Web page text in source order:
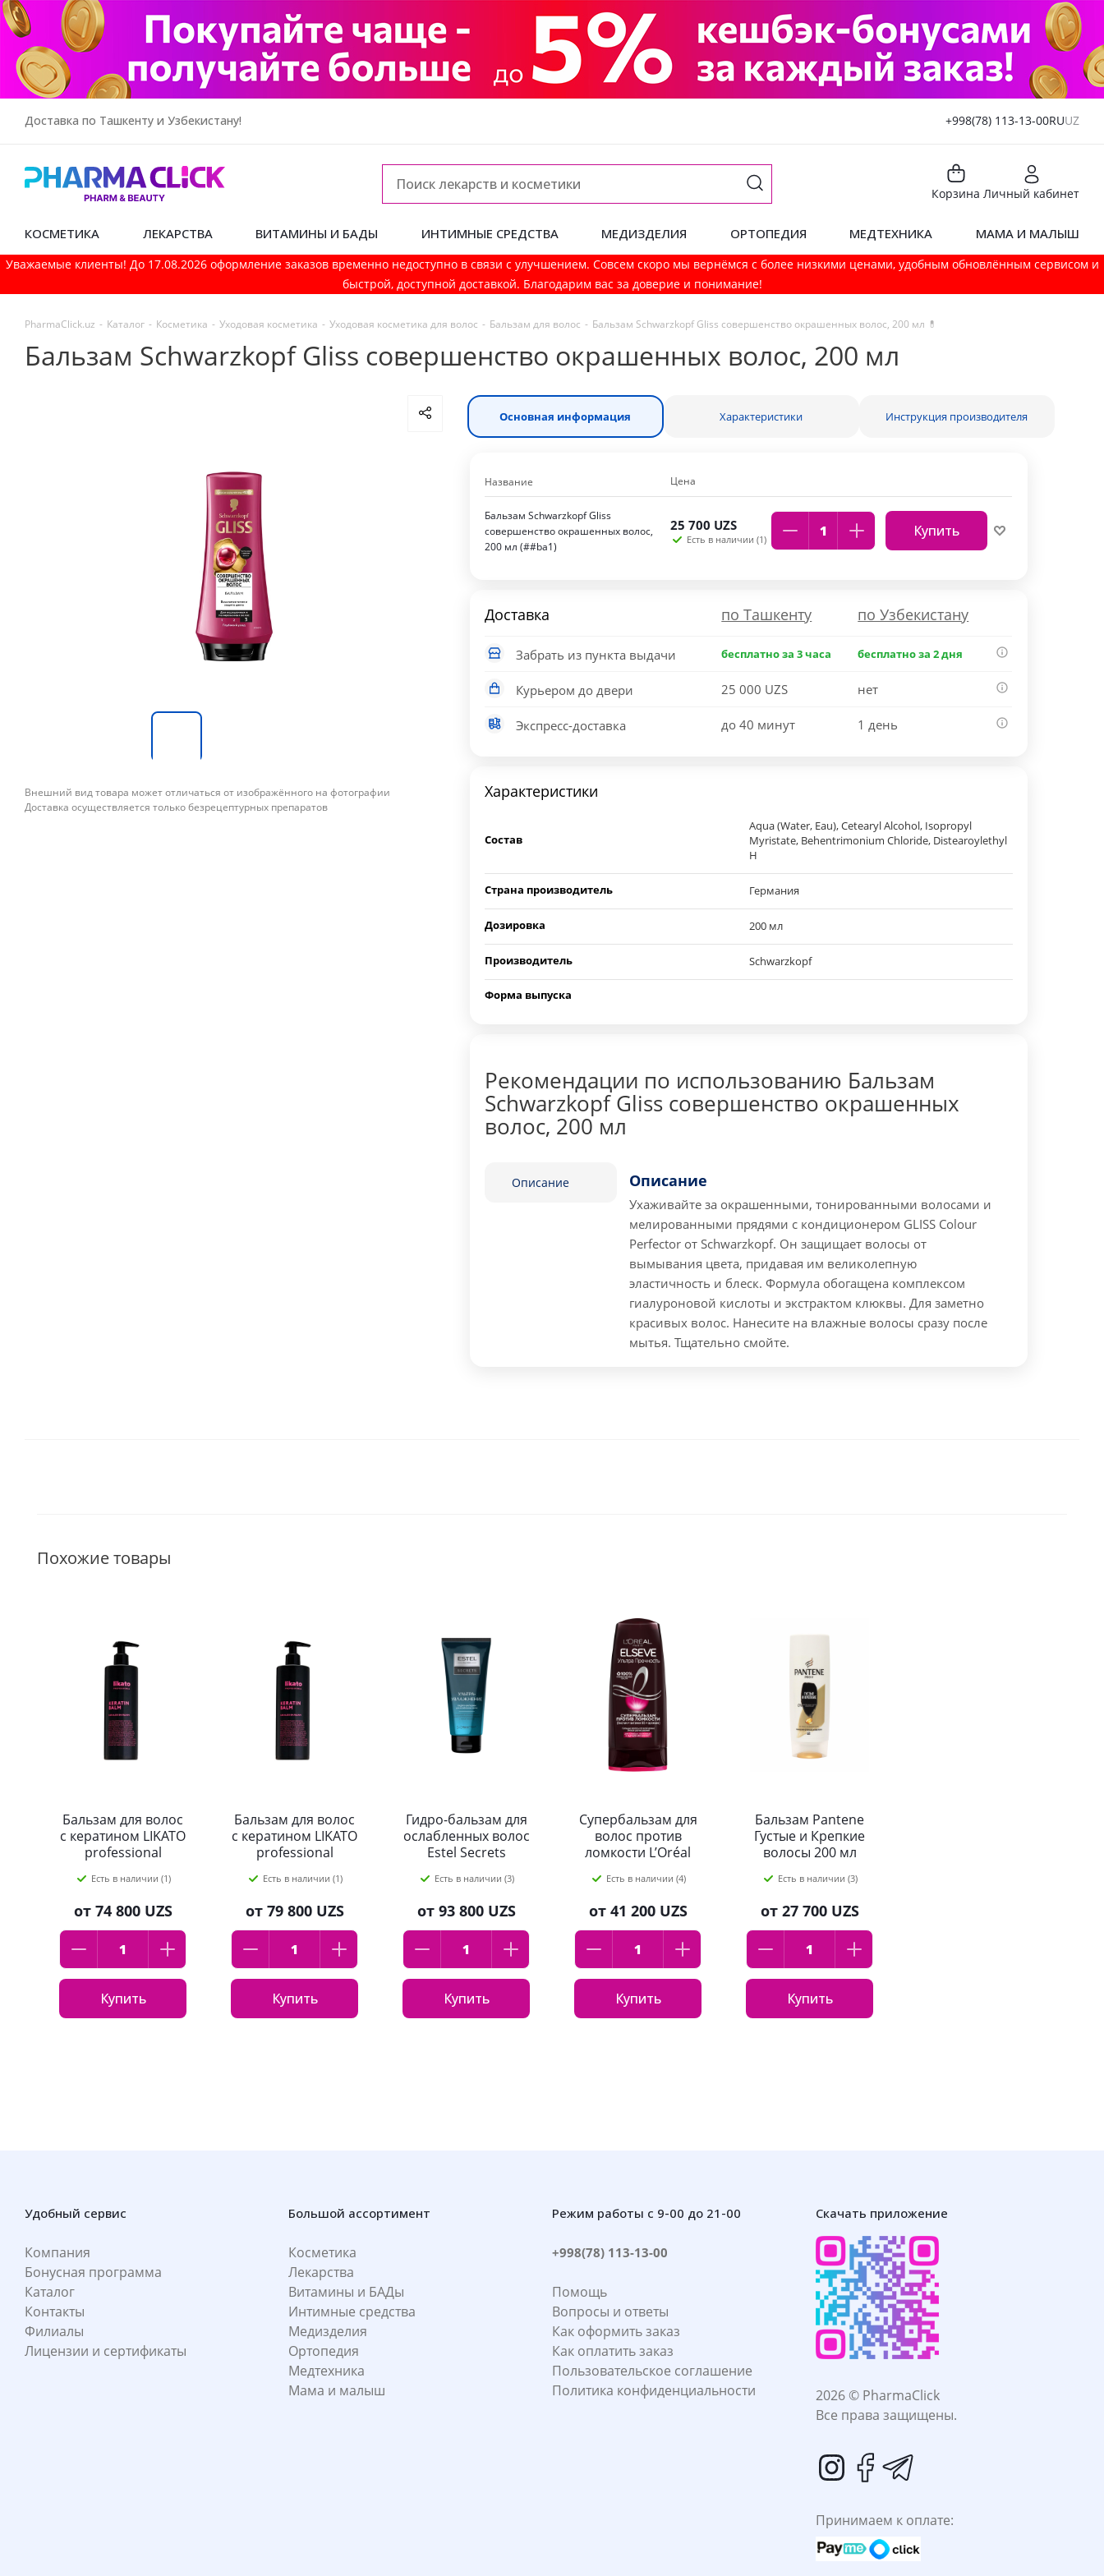
Доставка по Ташкенту и Узбекистану! +998(78) 113-13-00RUUZ
Корзина Личный кабинет
КОСМЕТИКА ЛЕКАРСТВА ВИТАМИНЫ И БАДЫ ИНТИМНЫЕ СРЕДСТВА МЕДИЗДЕЛИЯ ОРТОПЕДИЯ МЕДТЕХНИКА МАМА И МАЛЫШ
Уважаемые клиенты! До 17.08.2026 оформление заказов временно недоступно в связи с улучшением. Совсем скоро мы вернёмся с более низкими ценами, удобным обновлённым сервисом и
быстрой, доступной доставкой. Благодарим вас за доверие и понимание!
PharmaСlick.uz - Каталог - Косметика - Уходовая косметика - Уходовая косметика для волос - Бальзам для волос - Бальзам Schwarzkopf Gliss совершенство окрашенных волос, 200 мл 💊
Бальзам Schwarzkopf Gliss совершенство окрашенных волос, 200 мл
Внешний вид товара может отличаться от изображённого на фотографии
Доставка осуществляется только безрецептурных препаратов
Основная информация Характеристики Инструкция производителя
Название Цена
Бальзам Schwarzkopf Gliss
совершенство окрашенных волос,
200 мл (##ba1)
25 700 UZS
Есть в наличии (1) Купить
Доставка по Ташкенту по Узбекистану
Забрать из пункта выдачи бесплатно за 3 часа бесплатно за 2 дня
Курьером до двери 25 000 UZS нет
Экспресс-доставка до 40 минут 1 день
Характеристики
Состав
Aqua (Water, Eau), Cetearyl Alcohol, Isopropyl
Myristate, Behentrimonium Chloride, Distearoylethyl
H
Страна производитель Германия
Дозировка 200 мл
Производитель Schwarzkopf
Форма выпуска
Рекомендации по использованию Бальзам
Schwarzkopf Gliss совершенство окрашенных
волос, 200 мл
Описание Описание
Ухаживайте за окрашенными, тонированными волосами и
мелированными прядями с кондиционером GLISS Colour
Perfector от Schwarzkopf. Он защищает волосы от
вымывания цвета, придавая им великолепную
эластичность и блеск. Формула обогащена комплексом
гиалуроновой кислоты и экстрактом клюквы. Для заметно
красивых волос. Нанесите на влажные волосы сразу после
мытья. Тщательно смойте.
Похожие товары
Бальзам для волос
с кератином LIKATO
professional
Есть в наличии (1)
от 74 800 UZS
Купить
Бальзам для волос
с кератином LIKATO
professional
Есть в наличии (1)
от 79 800 UZS
Купить
Гидро-бальзам для
ослабленных волос
Estel Secrets
200 мл
Есть в наличии (3)
от 93 800 UZS
Купить
Супербальзам для
волос против
ломкости L’Oréal
Прочность, 400мл
Есть в наличии (4)
от 41 200 UZS
Купить
Бальзам Pantene
Густые и Крепкие
волосы 200 мл
Есть в наличии (3)
от 27 700 UZS
Купить
Удобный сервис
Компания
Бонусная программа
Каталог
Контакты
Филиалы
Лицензии и сертификаты
Большой ассортимент
Косметика
Лекарства
Витамины и БАДы
Интимные средства
Медизделия
Ортопедия
Медтехника
Мама и малыш
Режим работы с 9-00 до 21-00
+998(78) 113-13-00
Помощь
Вопросы и ответы
Как оформить заказ
Как оплатить заказ
Пользовательское соглашение
Политика конфиденциальности
Скачать приложение
2026 © PharmaClick
Все права защищены.
Принимаем к оплате: